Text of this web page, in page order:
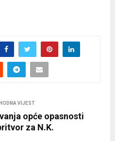
VIJEST
opće opasnosti
za N.K.